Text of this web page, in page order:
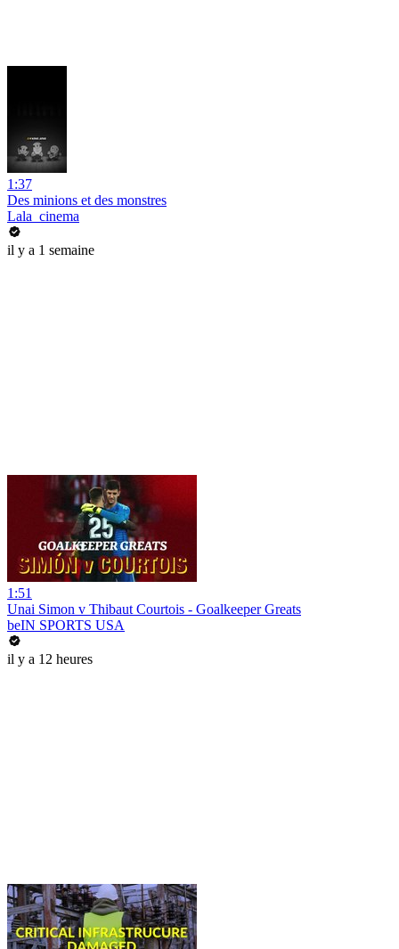
1:37
Des minions et des monstres
Lala_cinema
il y a 1 semaine
1:51
Unai Simon v Thibaut Courtois - Goalkeeper Greats
beIN SPORTS USA
il y a 12 heures